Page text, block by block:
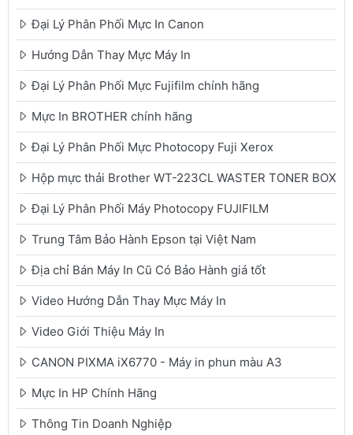
Đại Lý Phân Phối Mực In Canon
Hướng Dẫn Thay Mực Máy In
Đại Lý Phân Phối Mực Fujifilm chính hãng
Mực In BROTHER chính hãng
Đại Lý Phân Phối Mực Photocopy Fuji Xerox
Hộp mực thải Brother WT-223CL WASTER TONER BOX
Đại Lý Phân Phối Máy Photocopy FUJIFILM
Trung Tâm Bảo Hành Epson tại Việt Nam
Địa chỉ Bán Máy In Cũ Có Bảo Hành giá tốt
Video Hướng Dẫn Thay Mực Máy In
Video Giới Thiệu Máy In
CANON PIXMA iX6770 - Máy in phun màu A3
Mực In HP Chính Hãng
Thông Tin Doanh Nghiệp